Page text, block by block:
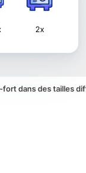
2x
dans des tailles